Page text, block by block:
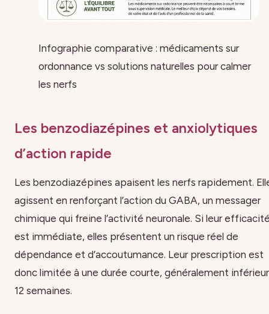
Infographie comparative : médicaments sur
ordonnance vs solutions naturelles pour calmer
les nerfs
Les benzodiazépines et anxiolytiques
d’action rapide
Les benzodiazépines apaisent les nerfs rapidement.
agissent en renforçant l’action du GABA, un messager
chimique qui freine l’activité neuronale. Si leur
est immédiate, elles présentent un risque réel de
dépendance et d’accoutumance. Leur prescription est
donc limitée à une durée courte, généralement
12 semaines.